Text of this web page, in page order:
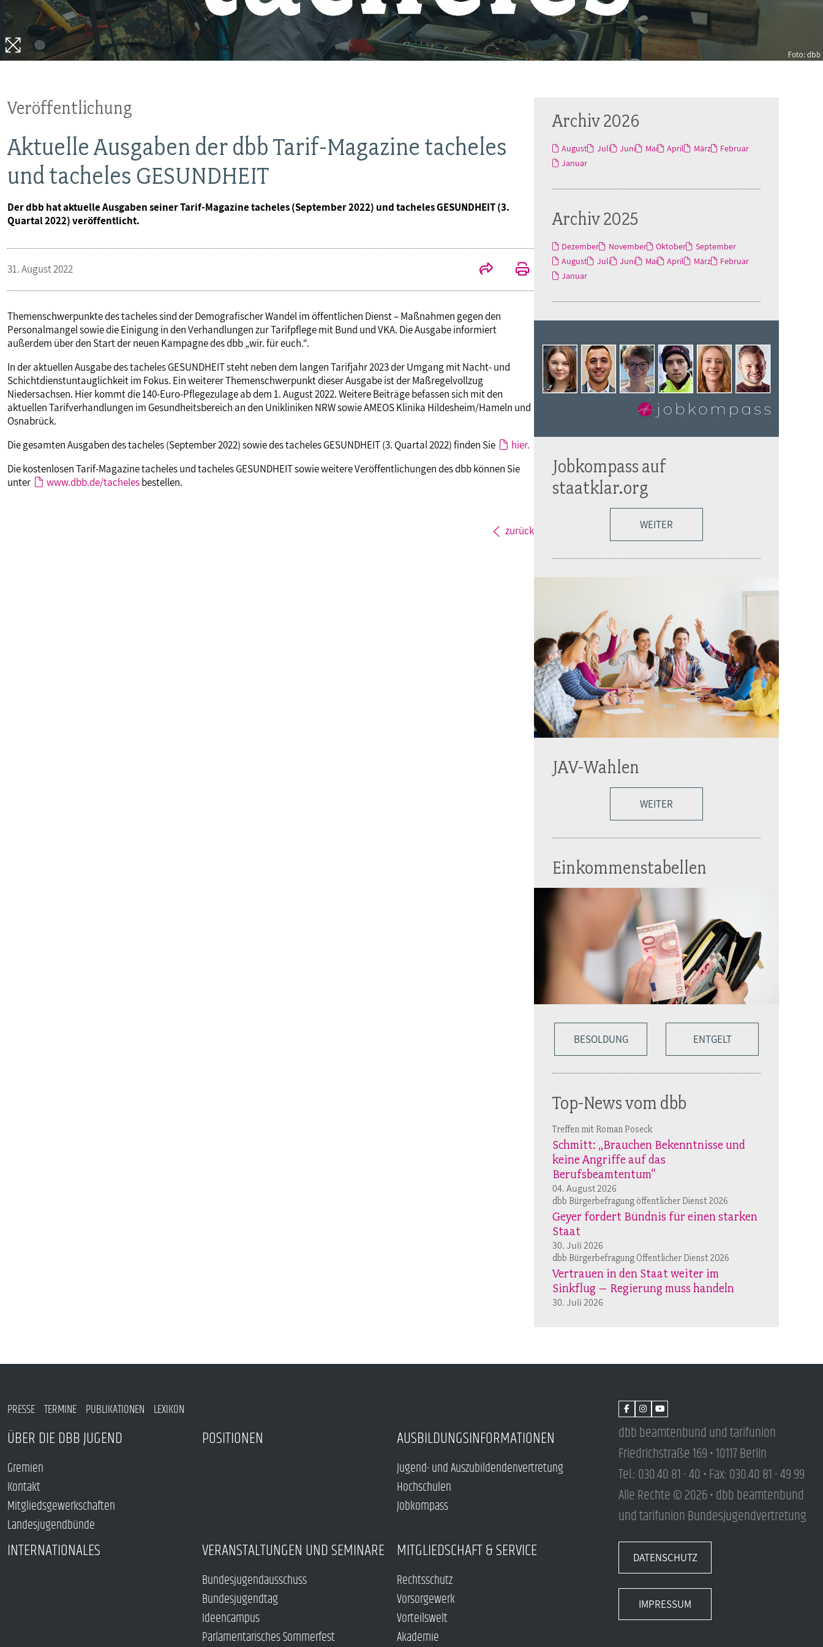
Landesjugendbünde
VERANSTALTUNGEN UND SEMINARE
Ideencampus
Parlamentarisches Sommerfest
MITGLIEDSCHAFT & SERVICE
Akademie
Verlag
Veröffentlichung
Aktuelle Ausgaben der dbb Tarif-Magazine tacheles
und tacheles GESUNDHEIT
Der dbb hat aktuelle Ausgaben seiner Tarif-Magazine tacheles (September 2022) und tacheles GESUNDHEIT (3.
Quartal 2022) veröffentlicht.
31. August 2022
Themenschwerpunkte des tacheles sind der Demografischer Wandel im öffentlichen Dienst – Maßnahmen gegen den
Personalmangel sowie die Einigung in den Verhandlungen zur Tarifpflege mit Bund und VKA. Die Ausgabe informiert
außerdem über den Start der neuen Kampagne des dbb „wir. für euch.“.
In der aktuellen Ausgabe des tacheles GESUNDHEIT steht neben dem langen Tarifjahr 2023 der Umgang mit Nacht- und
Schichtdienstuntauglichkeit im Fokus. Ein weiterer Themenschwerpunkt dieser Ausgabe ist der Maßregelvollzug
Niedersachsen. Hier kommt die 140-Euro-Pflegezulage ab dem 1. August 2022. Weitere Beiträge befassen sich mit den
aktuellen Tarifverhandlungen im Gesundheitsbereich an den Unikliniken NRW sowie AMEOS Klinika Hildesheim/Hameln und
Osnabrück.
Die gesamten Ausgaben des tacheles (September 2022) sowie des tacheles GESUNDHEIT (3. Quartal 2022) finden Sie
hier.
Die kostenlosen Tarif-Magazine tacheles und tacheles GESUNDHEIT sowie weitere Veröffentlichungen des dbb können Sie
unter
www.dbb.de/tachelesbestellen.
zurück
Archiv 2026
August Juli Juni Mai April März
Februar
Januar
Archiv 2025
Dezember November Oktober
September
August
Juli Juni Mai April März
Februar
Januar
Jobkompass auf
staatklar.org
WEITER
JAV-Wahlen
WEITER
Einkommenstabellen
BESOLDUNG ENTGELT
Top-News vom dbb
Treffen mit Roman Poseck
Schmitt: „Brauchen Bekenntnisse und
keine Angriffe auf das
Berufsbeamtentum“
04. August 2026
dbb Bürgerbefragung öffentlicher Dienst 2026
Geyer fordert Bündnis für einen starken
Staat
30. Juli 2026
dbb Bürgerbefragung Öffentlicher Dienst 2026
Vertrauen in den Staat weiter im
Sinkflug – Regierung muss handeln
30. Juli 2026
PRESSE TERMINE PUBLIKATIONEN LEXIKON
ÜBER DIE DBB JUGEND
Gremien
Kontakt
Mitgliedsgewerkschaften
Landesjugendbünde
POSITIONEN AUSBILDUNGSINFORMATIONEN
Jugend- und Auszubildendenvertretung
Hochschulen
Jobkompass
INTERNATIONALES VERANSTALTUNGEN UND SEMINARE
Bundesjugendausschuss
Bundesjugendtag
Ideencampus
Parlamentarisches Sommerfest
MITGLIEDSCHAFT & SERVICE
Rechtsschutz
Vorsorgewerk
Vorteilswelt
Akademie
dbb beamtenbund und tarifunion
Friedrichstraße 169 • 10117 Berlin
Tel.: 030.40 81 - 40 • Fax: 030.40 81 - 49 99
Alle Rechte © 2026 • dbb beamtenbund
und tarifunion Bundesjugendvertretung
DATENSCHUTZ
IMPRESSUM